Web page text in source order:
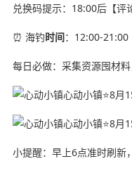
兑换码提示：18:00后【评
⏰ 海钓时间：12:00-
每日必做：采集资源囤材料
小提醒：早上6点准时刷新